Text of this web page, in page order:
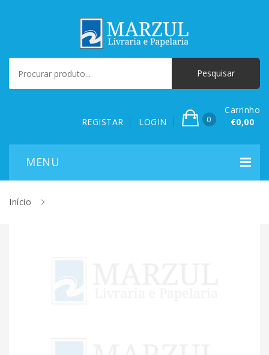
REGISTAR LOGIN 0
Carrinho
€0,00
Início